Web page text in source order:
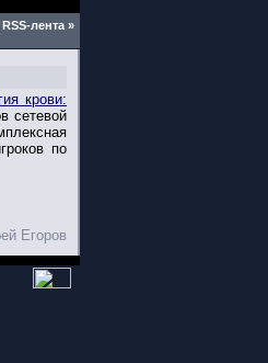
RSS-лента »
крови:
сетевой
по
Егоров